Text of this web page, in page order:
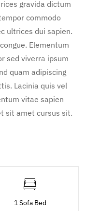
gravida dictum
commodo
ultrices dui sapien.
Elementum
sed viverra ipsum
quam adipiscing
Lacinia quis vel
vitae sapien
sit amet cursus sit.
1 Sofa Bed